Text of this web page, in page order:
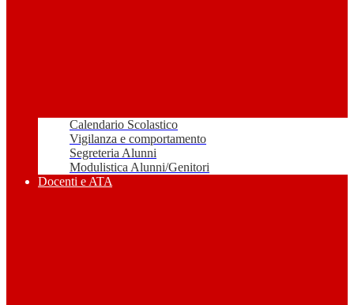
Calendario Scolastico
Vigilanza e comportamento
Segreteria Alunni
Modulistica Alunni/Genitori
Docenti e ATA